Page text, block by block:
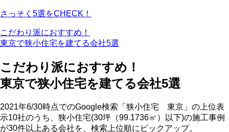
さっそく5選をCHECK！
こだわり派におすすめ！
東京で狭小住宅を建てる会社5選
こだわり派におすすめ！
東京で狭小住宅を建てる会社5選
2021年6/30時点でのGoogle検索「狭小住宅 東京」の上位表
示10社のうち、狭小住宅(30坪（99.1736㎡）以下)の施工事例
が30件以上ある会社を、検索上位順にピックアップ。